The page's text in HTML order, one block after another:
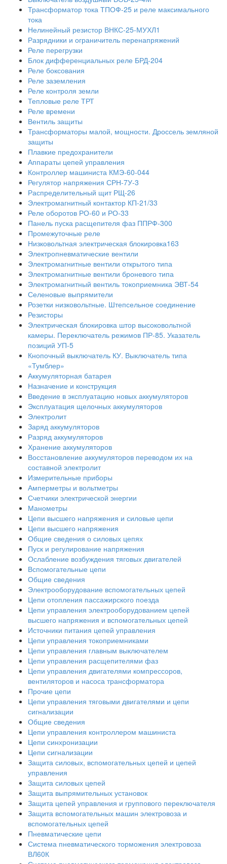
Трансформатор тока ТПОФ-25 и реле максимального
тока
Нелинейный резистор ВНКС-25-МУХЛ1
Разрядники и ограничитель перенапряжений
Реле перегрузки
Блок дифференциальных реле БРД-204
Реле боксования
Реле заземления
Реле контроля земли
Тепловые реле ТРТ
Реле времени
Вентиль защиты
Трансформаторы малой, мощности. Дроссель земляной
защиты
Плавкие предохранители
Аппараты цепей управления
Контроллер машиниста КМЭ-60-044
Регулятор напряжения СРН-7У-3
Распределительный щит РЩ-26
Электромагнитный контактор КП-21/33
Реле оборотов РО-60 и РО-33
Панель пуска расщепителя фаз ППРФ-300
Промежуточные реле
Низковольтная электрическая блокировка163
Электропневматические вентили
Электромагнитные вентили открытого типа
Электромагнитные вентили броневого типа
Электромагнитный вентиль токоприемника ЭВТ-54
Селеновые выпрямители
Розетки низковольтные. Штепсельное соединение
Резисторы
Электрическая блокировка штор высоковольтной
камеры. Переключатель режимов ПР-85. Указатель
позиций УП-5
Кнопочный выключатель КУ. Выключатель типа
«Тумблер»
Аккумуляторная батарея
Назначение и конструкция
Введение в эксплуатацию новых аккумуляторов
Эксплуатация щелочных аккумуляторов
Электролит
Заряд аккумуляторов
Разряд аккумуляторов
Хранение аккумуляторов
Восстановление аккумуляторов переводом их на
составной электролит
Измерительные приборы
Амперметры и вольтметры
Счетчики электрической энергии
Манометры
Цепи высшего напряжения и силовые цепи
Цепи высшего напряжения
Общие сведения о силовых цепях
Пуск и регулирование напряжения
Ослабление возбуждения тяговых двигателей
Вспомогательные цепи
Общие сведения
Электрооборудование вспомогательных цепей
Цепи отопления пассажирского поезда
Цепи управления электрооборудованием цепей
высшего напряжения и вспомогательных цепей
Источники питания цепей управления
Цепи управления токоприемниками
Цепи управления главным выключателем
Цепи управления расщепителями фаз
Цепи управления двигателями компрессоров,
вентиляторов и насоса трансформатора
Прочие цепи
Цепи управления тяговыми двигателями и цепи
сигнализации
Общие сведения
Цепи управления контроллером машиниста
Цепи синхронизации
Цепи сигнализации
Защита силовых, вспомогательных цепей и цепей
управления
Защита силовых цепей
Защита выпрямительных установок
Защита цепей управления и группового переключателя
Защита вспомогательных машин электровоза и
вспомогательных цепей
Пневматические цепи
Система пневматического торможения электровоза
ВЛ60К